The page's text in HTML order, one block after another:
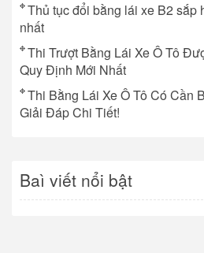
Thủ tục đổi bằng lái xe B2 sắp
nhất
Thi Trượt Bằng Lái Xe Ô Tô
Quy Định Mới Nhất
Thi Bằng Lái Xe Ô Tô Có Cần
Giải Đáp Chi Tiết!
Baì viết nổi bật